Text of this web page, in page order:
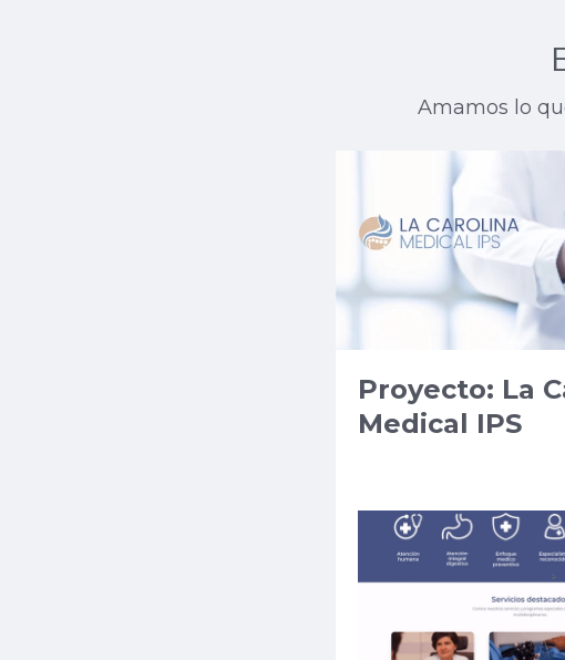
Amamos lo
Proyecto: La
Medical IPS